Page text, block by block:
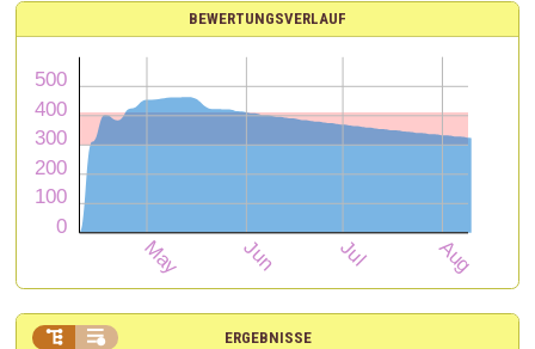
BEWERTUNGSVERLAUF
ERGEBNISSE
 